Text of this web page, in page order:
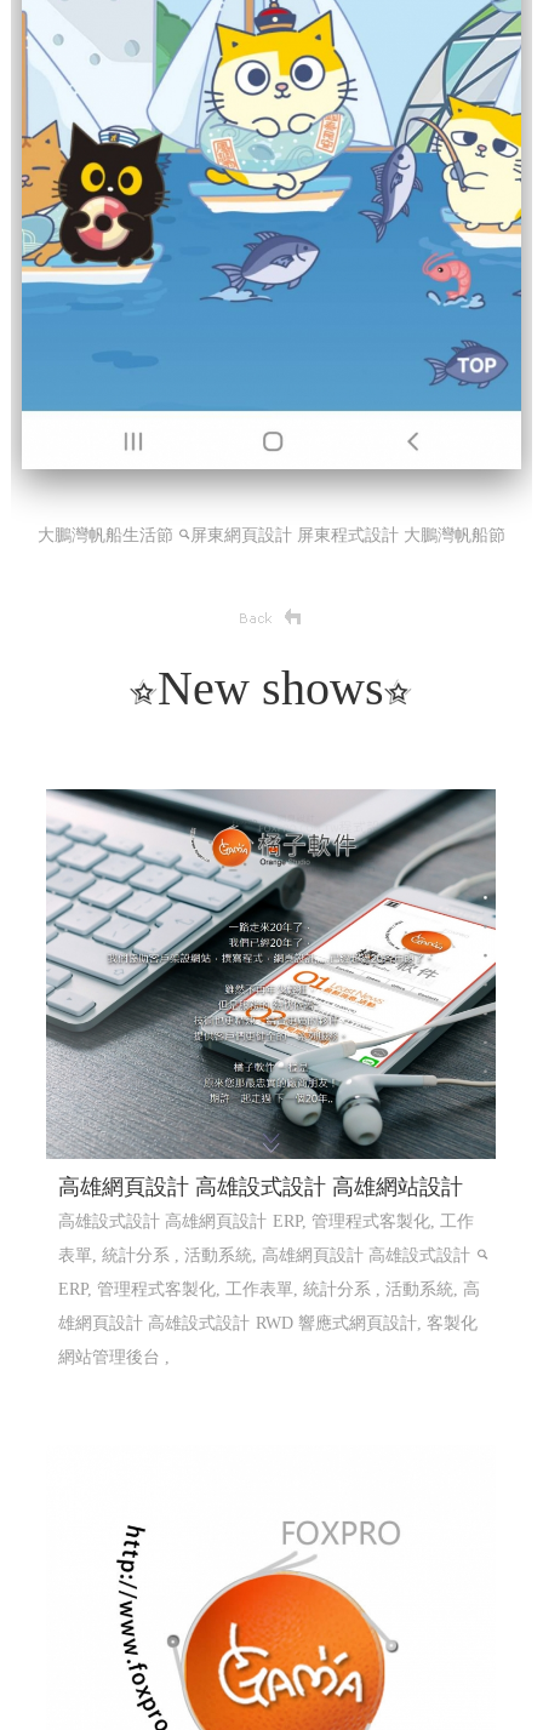
大鵬灣帆船生活節 屏東網頁設計 屏東程式設計 大鵬灣帆船節
New shows
高雄網頁設計 高雄設式設計 高雄網站設計
高雄設式設計 高雄網頁設計 ERP, 管理程式客製化, 工作
表單, 統計分系 , 活動系統, 高雄網頁設計 高雄設式設計
ERP, 管理程式客製化, 工作表單, 統計分系 , 活動系統, 高
雄網頁設計 高雄設式設計 RWD 響應式網頁設計, 客製化
網站管理後台 ,